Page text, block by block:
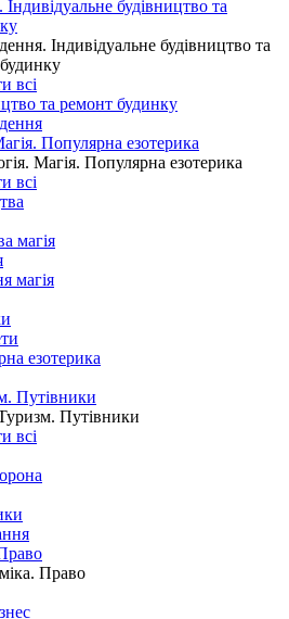
будівництво та
Індивідуальне будівництво та
всі
та ремонт будинку
Популярна езотерика
Магія. Популярна езотерика
всі
магія
магія
езотерика
Путівники
Путівники
всі
Право